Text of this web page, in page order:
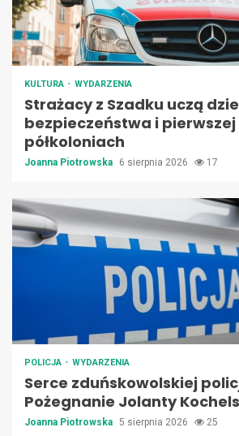
KULTURA WYDARZENIA
Strażacy z Szadku uczą
bezpieczeństwa i
półkoloniach
Joanna Piotrowska 6 sierpnia 2026 17
POLICJA WYDARZENIA
Serce zduńskowolskiej
Pożegnanie Jolanty
Joanna Piotrowska 5 sierpnia 2026 25